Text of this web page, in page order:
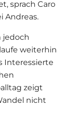
sprach Caro
Andreas.
jedoch
weiterhin
Interessierte
zeigt
nicht